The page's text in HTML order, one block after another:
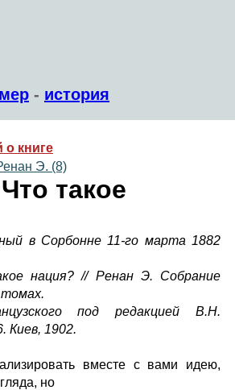
- история
о книге
Э. (8)
такое
в Сорбонне 11-го марта 1882
нация? // Ренан Э. Собрание
томах.
под редакцией В.Н.
Киев, 1902.
вместе с вами идею,
но